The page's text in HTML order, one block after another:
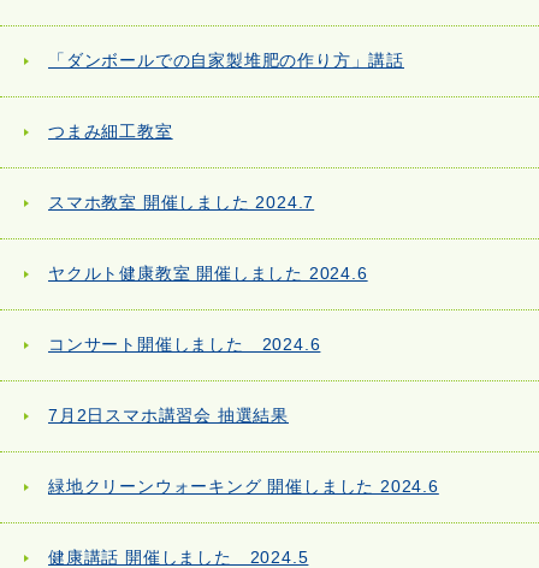
「ダンボールでの自家製堆肥の作り方」講話
つまみ細工教室
スマホ教室 開催しました 2024.7
ヤクルト健康教室 開催しました 2024.6
コンサート開催しました 2024.6
7月2日スマホ講習会 抽選結果
緑地クリーンウォーキング 開催しました 2024.6
健康講話 開催しました 2024.5